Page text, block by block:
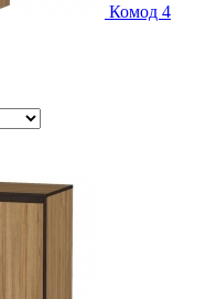
Комод 4